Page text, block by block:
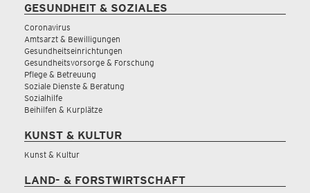
GESUNDHEIT & SOZIALES
Coronavirus
Amtsarzt & Bewilligungen
Gesundheitseinrichtungen
Gesundheitsvorsorge & Forschung
Pflege & Betreuung
Soziale Dienste & Beratung
Sozialhilfe
Beihilfen & Kurplätze
KUNST & KULTUR
Kunst & Kultur
LAND- & FORSTWIRTSCHAFT